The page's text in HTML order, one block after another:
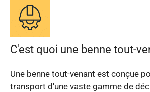
C'est quoi une benne tout-
Une benne tout-venant est conçue
transport d'une vaste gamme de